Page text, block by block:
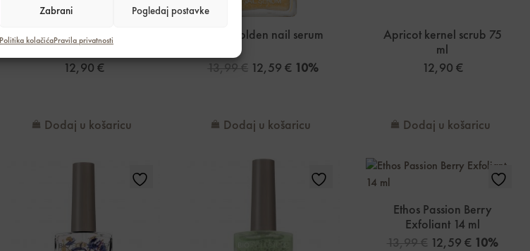
Zabrani Pogledaj postavke
Politika kolačićaPravila privatnosti
Quick dry 50 ml
12,90 €
Dodaj u košaricu
Ethos golden nail serum
13,99€ 12,59€ 10%
Dodaj u košaricu
Apricot kernel scrub 75
ml
12,90 €
Dodaj u košaricu
Ethos Passion Berry
Exfoliant 14 ml
13,99€ 12,59 € 10%